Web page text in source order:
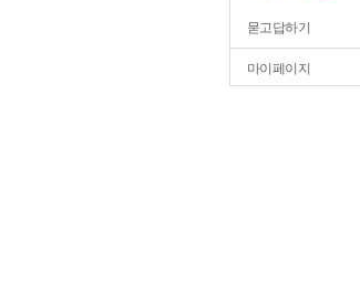
묻고답하기
마이페이지